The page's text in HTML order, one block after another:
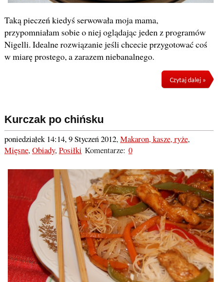
Taką pieczeń kiedyś serwowała moja mama,
przypomniałam sobie o niej oglądając jeden z programów
Nigelli. Idealne rozwiązanie jeśli chcecie przygotować coś
w miarę prostego, a zarazem niebanalnego.
Czytaj dalej »
Kurczak po chińsku
poniedziałek 14:14, 9 Styczeń 2012,Makaron, kasze, ryże,
Mięsne,Obiady,Posiłki Komentarze: 0